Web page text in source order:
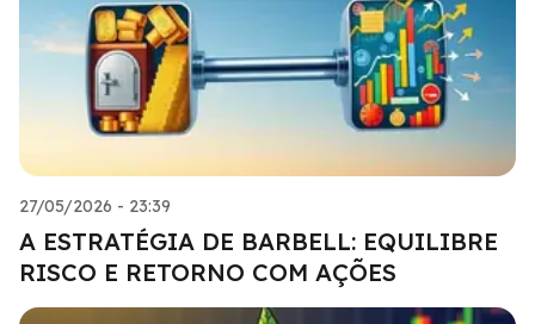
27/05/2026 - 23:39
A ESTRATÉGIA DE BARBELL: EQUILIBRE
RISCO E RETORNO COM AÇÕES